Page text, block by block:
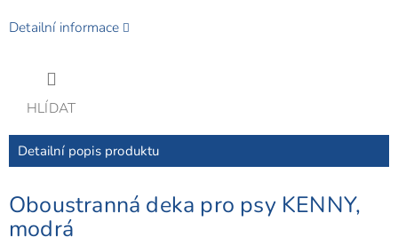
Detailní informace
HLÍDAT
Detailní popis produktu
Oboustranná deka pro psy KENNY,
modrá